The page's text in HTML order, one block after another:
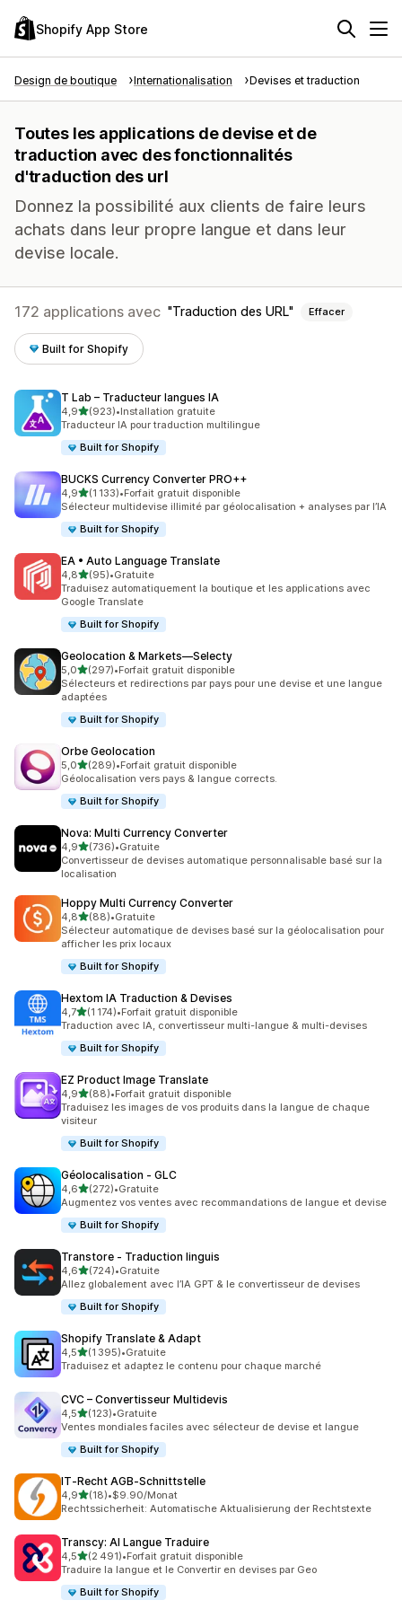
Shopify App Store
Design de boutique Internationalisation Devises et traduction
Toutes les applications de devise et de
traduction avec des fonctionnalités
d'traduction des url
Donnez la possibilité aux clients de faire leurs
achats dans leur propre langue et dans leur
devise locale.
172 applications avec Traduction des URL Effacer
Built for Shopify
T Lab – Traducteur langues IA
4,9étoile(s) sur 5
(923)
923 avis au total
•Installation gratuite
Traducteur IA pour traduction multilingue
Built for Shopify
BUCKS Currency Converter PRO++
4,9étoile(s) sur 5
(1 133)
1133 avis au total
•Forfait gratuit disponible
Sélecteur multidevise illimité par géolocalisation + analyses par l’IA
Built for Shopify
EA • Auto Language Translate
4,8étoile(s) sur 5
(95)
95 avis au total
•Gratuite
Traduisez automatiquement la boutique et les applications avec
Google Translate
Built for Shopify
Geolocation & Markets—Selecty
5,0étoile(s) sur 5
(297)
297 avis au total
•Forfait gratuit disponible
Sélecteurs et redirections par pays pour une devise et une langue
adaptées
Built for Shopify
Orbe Geolocation
5,0étoile(s) sur 5
(289)
289 avis au total
•Forfait gratuit disponible
Géolocalisation vers pays & langue corrects.
Built for Shopify
Nova: Multi Currency Converter
4,9étoile(s) sur 5
(736)
736 avis au total
•Gratuite
Convertisseur de devises automatique personnalisable basé sur la
localisation
Hoppy Multi Currency Converter
4,8étoile(s) sur 5
(88)
88 avis au total
•Gratuite
Sélecteur automatique de devises basé sur la géolocalisation pour
afficher les prix locaux
Built for Shopify
Hextom IA Traduction & Devises
4,7étoile(s) sur 5
(1 174)
1174 avis au total
•Forfait gratuit disponible
Traduction avec IA, convertisseur multi-langue & multi-devises
Built for Shopify
EZ Product Image Translate
4,9étoile(s) sur 5
(88)
88 avis au total
•Forfait gratuit disponible
Traduisez les images de vos produits dans la langue de chaque
visiteur
Built for Shopify
Géolocalisation ‑ GLC
4,6étoile(s) sur 5
(272)
272 avis au total
•Gratuite
Augmentez vos ventes avec recommandations de langue et devise
Built for Shopify
Transtore ‑ Traduction linguis
4,6étoile(s) sur 5
(724)
724 avis au total
•Gratuite
Allez globalement avec l’IA GPT & le convertisseur de devises
Built for Shopify
Shopify Translate & Adapt
4,5étoile(s) sur 5
(1 395)
1395 avis au total
•Gratuite
Traduisez et adaptez le contenu pour chaque marché
CVC – Convertisseur Multidevis
4,5étoile(s) sur 5
(123)
123 avis au total
•Gratuite
Ventes mondiales faciles avec sélecteur de devise et langue
Built for Shopify
IT‑Recht AGB‑Schnittstelle
4,9étoile(s) sur 5
(18)
18 avis au total
•$9.90/Monat
Rechtssicherheit: Automatische Aktualisierung der Rechtstexte
Transcy: AI Langue Traduire
4,5étoile(s) sur 5
(2 491)
2491 avis au total
•Forfait gratuit disponible
Traduire la langue et le Convertir en devises par Geo
Built for Shopify